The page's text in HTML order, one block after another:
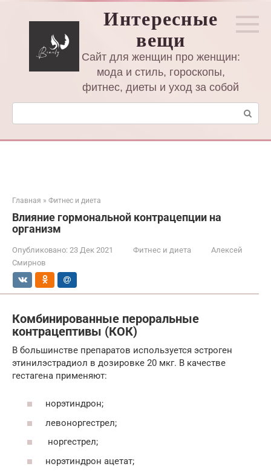
Интересные
вещи
Сайт для женщин про женщин:
мода и стиль, гороскопы,
фитнес, диеты и уход за собой
Поиск:
Главная » Фитнес и диета
Влияние гормональной контрацепции на
организм
Опубликовано: 23 Дек 2021 Фитнес и диета
Алексей
Смирнов
Комбинированные пероральные
контрацептивы (КОК)
В большинстве препаратов используется эстроген
этинилэстрадиол в дозировке 20 мкг. В качестве
гестагена ­применяют:
норэтиндрон;
­левоноргестрел;
норгестрел;
норэтиндрон ­ацетат;